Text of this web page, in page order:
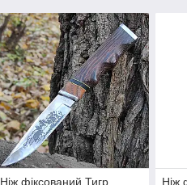
Ніж фіксований Тигр,
Ніж